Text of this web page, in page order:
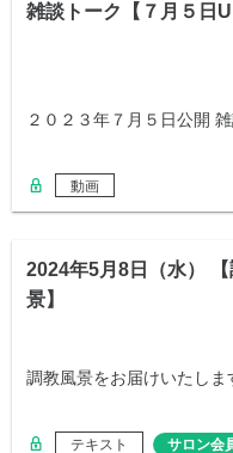
雑談トーク【７月５日
２０２３年７月５日公開
動画
2024年5月8日（水）
景】
調教風景をお届けいたしま
テキスト サロン会